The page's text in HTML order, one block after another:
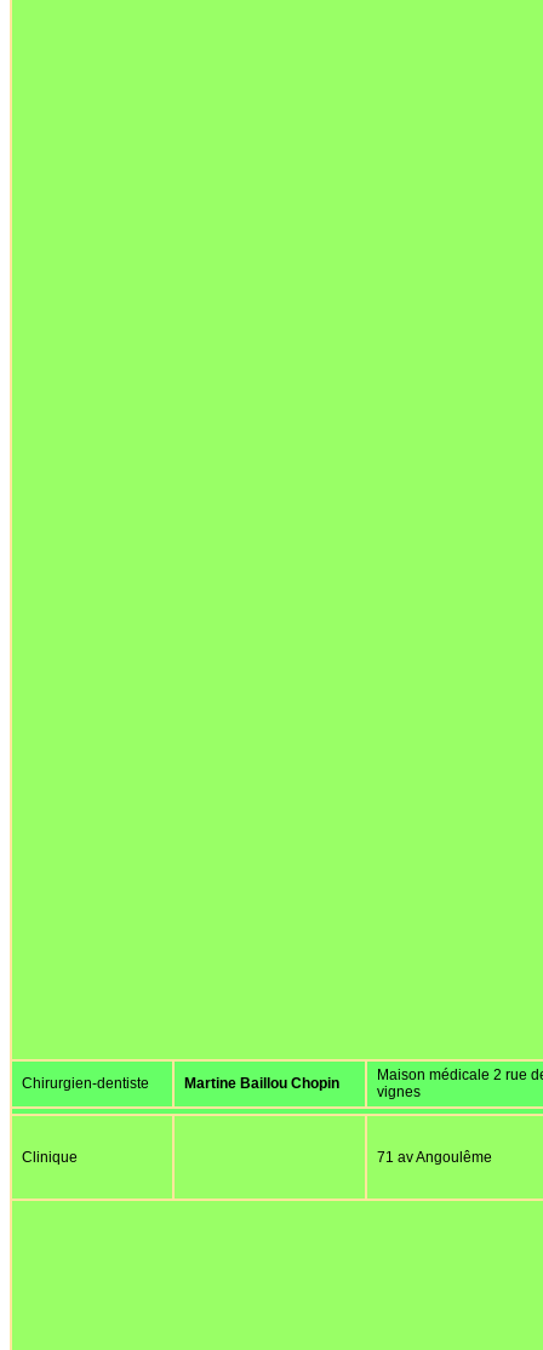
Chirurgien-dentiste Martine Baillou Chopin
Maison médicale 2 rue
vignes
Clinique 71 av Angoulême